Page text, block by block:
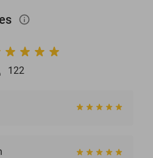
info_outlined
122